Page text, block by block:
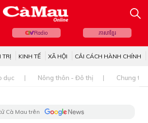
Radio ភាសាខ្មែរ
TRỊ KINH TẾ XÃ HỘI CẢI CÁCH HÀNH CHÍNH
dục Nông thôn - Đô thị Chung
Cà Mau trên